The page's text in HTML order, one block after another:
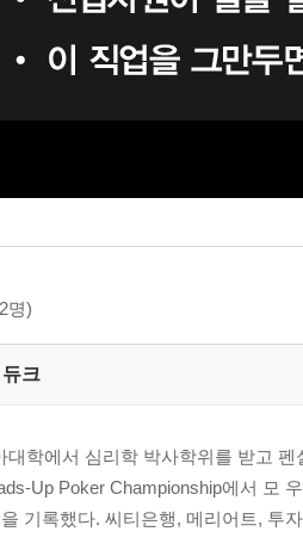
명)
크
대학에서 심리학 박사학위를 받고
Up Poker Championship에서 모
기록했다. 씨티은행, 메리어트, 투